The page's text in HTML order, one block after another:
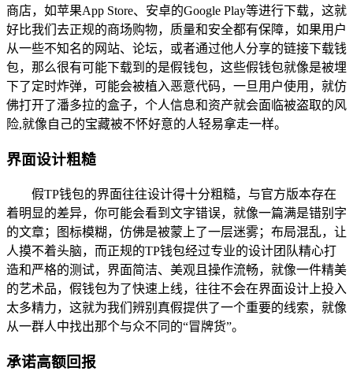
商店，如苹果App Store、安卓的Google Play等进行下载，这就
好比我们去正规的商场购物，质量和安全都有保障，如果用户
从一些不知名的网站、论坛，或者通过他人分享的链接下载钱
包，那么很有可能下载到的是假钱包，这些假钱包就像是被埋
下了定时炸弹，可能会被植入恶意代码，一旦用户使用，就仿
佛打开了潘多拉的盒子，个人信息和资产就会面临被盗取的风
险,就像自己的宝藏被不怀好意的人轻易拿走一样。
界面设计粗糙
假TP钱包的界面往往设计得十分粗糙，与官方版本存在
着明显的差异，你可能会看到文字错误，就像一篇满是错别字
的文章；图标模糊，仿佛是被蒙上了一层迷雾；布局混乱，让
人摸不着头脑，而正规的TP钱包经过专业的设计团队精心打
造和严格的测试，界面简洁、美观且操作流畅，就像一件精美
的艺术品，假钱包为了快速上线，往往不会在界面设计上投入
太多精力，这就为我们辨别真假提供了一个重要的线索，就像
从一群人中找出那个与众不同的“冒牌货”。
承诺高额回报